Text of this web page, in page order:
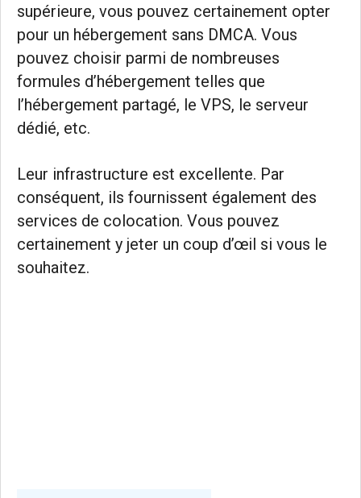
supérieure, vous pouvez certainement opter
pour un hébergement sans DMCA. Vous
pouvez choisir parmi de nombreuses
formules d’hébergement telles que
l’hébergement partagé, le VPS, le serveur
dédié, etc.
Leur infrastructure est excellente. Par
conséquent, ils fournissent également des
services de colocation. Vous pouvez
certainement y jeter un coup d’œil si vous le
souhaitez.